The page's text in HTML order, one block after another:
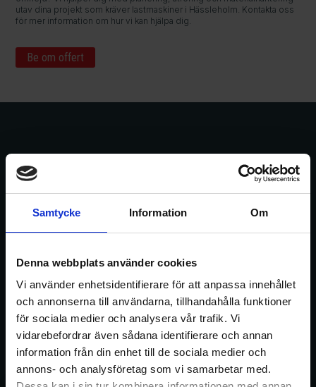
Samtycke Information Om
Denna webbplats använder cookies
Vi använder enhetsidentifierare för att anpassa innehållet
och annonserna till användarna, tillhandahålla funktioner
för sociala medier och analysera vår trafik. Vi
vidarebefordrar även sådana identifierare och annan
information från din enhet till de sociala medier och
annons- och analysföretag som vi samarbetar med.
utav dina projekt som kräver lastmaskiner i Hässleholm. Kontakta oss
för mer information om hur vi kan hjälpa dig.
Be om offert